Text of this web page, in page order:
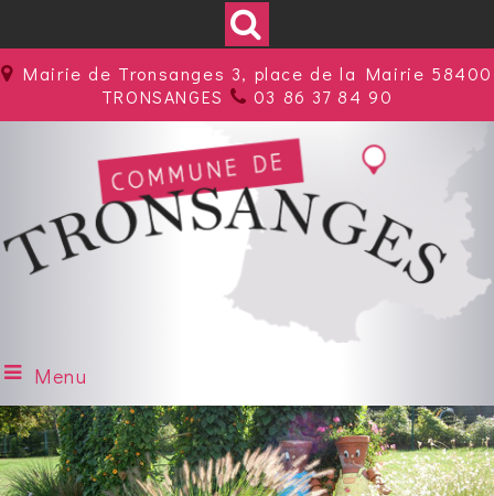
Mairie de Tronsanges 3, place de la Mairie 58400
TRONSANGES
03 86 37 84 90
Menu